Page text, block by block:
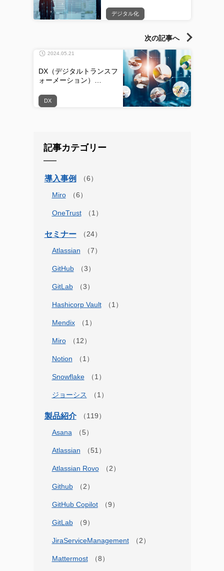
デジタル化
次の記事へ
2024.05.21
DX（デジタルトランスフ
ォーメーション）…
DX
記事カテゴリー
導入事例
Miro
OneTrust
セミナー
Atlassian
GitHub
GitLab
Hashicorp Vault
Mendix
Miro
Notion
Snowflake
ジョーシス
製品紹介
Asana
Atlassian
Atlassian Rovo
Github
GitHub Copilot
GitLab
JiraServiceManagement
Mattermost